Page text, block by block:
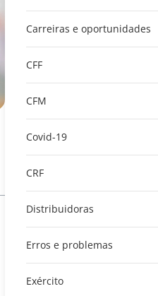
Carreiras e oportunidades
CFF
CFM
Covid-19
CRF
Distribuidoras
Erros e problemas
Exército